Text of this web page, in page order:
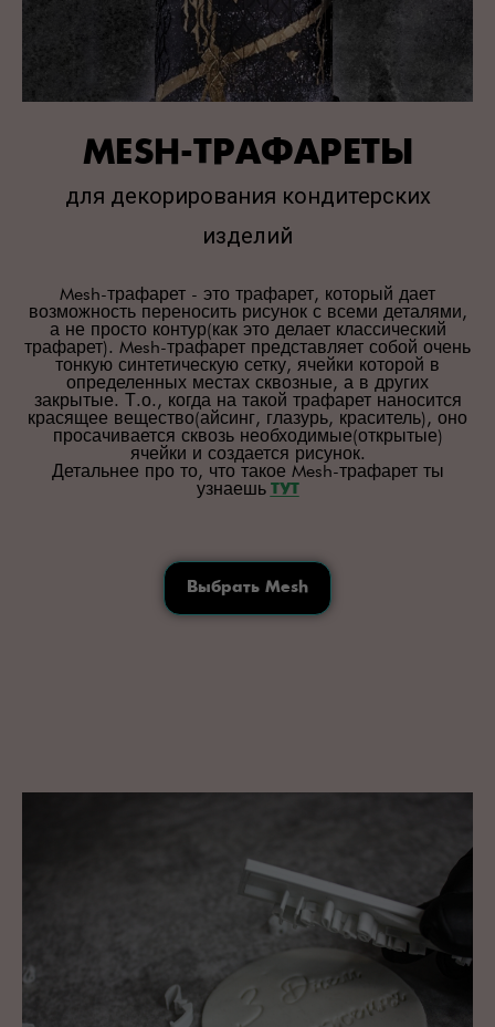
MESH-ТРАФАРЕТЫ
для декорирования кондитерских
изделий
Mesh-трафарет - это трафарет, который дает
возможность переносить рисунок с всеми деталями,
а не просто контур(как это делает классический
трафарет). Mesh-трафарет представляет собой очень
тонкую синтетическую сетку, ячейки которой в
определенных местах сквозные, а в других
закрытые. Т.о., когда на такой трафарет наносится
красящее вещество(айсинг, глазурь, краситель), оно
просачивается сквозь необходимые(открытые)
ячейки и создается рисунок.
Детальнее про то, что такое Mesh-трафарет ты
узнаешь ТУТ
Выбрать Mesh